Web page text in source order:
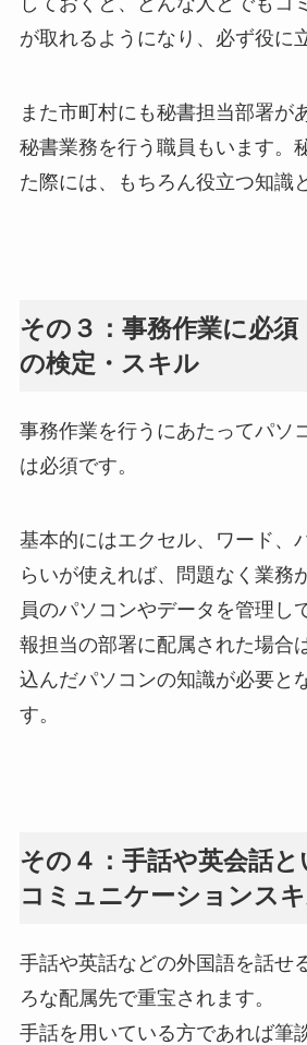
が取れるようになり、必ず役に
また市町村にも秘書担当部署が
秘書業務を行う職員もいます。
た際には、もちろん役立つ知識
その３：事務作業に必
の検定・スキル
事務作業を行うにあたってパソ
は必須です。
基本的にはエクセル、ワード、
らいが使えれば、問題なく業務
員のパソコンやデータを管理し
報担当の部署に配属された場合
込んだパソコンの知識が必要と
す。
その４：手話や英会話
コミュニケーションス
手話や英話などの外国語を話せ
ろな配属先で重宝されます。
手話を用いている方であれば筆